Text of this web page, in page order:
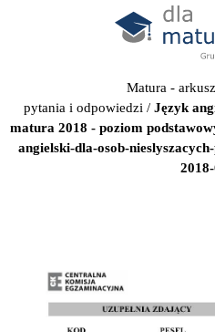
Matura -
pytania i odpowiedzi / Język
matura 2018 - poziom
angielski-dla-osob-
2018-